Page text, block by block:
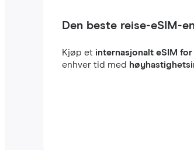
Den beste reise-eSIM-
Kjøp et internasjonalt eSIM for
enhver tid med